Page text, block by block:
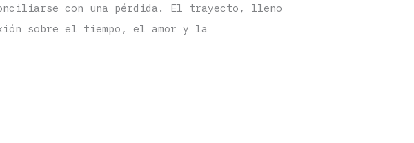
con una pérdida. El trayecto, lleno
sobre el tiempo, el amor y la